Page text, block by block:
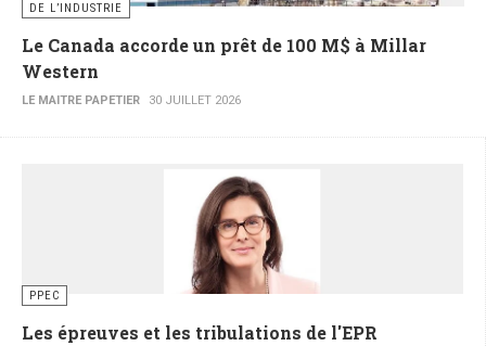
DE L’INDUSTRIE
Le Canada accorde un prêt de 100 M$ à Millar
Western
LE MAITRE PAPETIER 30 JUILLET 2026
PPEC
Les épreuves et les tribulations de l'EPR